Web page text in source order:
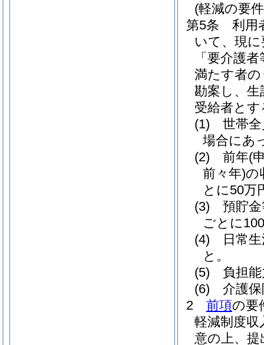
(軽減の要
第5条
利用
いて、現
「要介護
満たす者
勘案し、
受給者とす
(1)
世帯
場合にあ
(2)
前年(
前々年)の
とに50万
(3)
預貯
ごとに
(4)
日常
と。
(5)
負担
(6)
介護
2
前項の要
軽減制度収
意の上、